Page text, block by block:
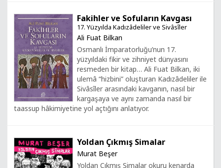
Fakihler ve Sofuların Kavgası
17. Yüzyılda Kadızâdeliler ve Sivâsîler
Ali Fuat Bilkan
Osmanlı İmparatorluğu’nun 17.
yüzyıldaki fikir ve zihniyet dünyasını
resmeden bir kitap… Ali Fuat Bilkan, iki
ulemâ “hizbini” oluşturan Kadızâdeliler ile
Sivâsîler arasındaki kavganın, nasıl bir
kargaşaya ve aynı zamanda nasıl bir
taassup hâkimiyetine yol açtığını anlatıyor.
Yoldan Çıkmış Simalar
Murat Beşer
Yoldan Çıkmış Simalar okuru kenarda